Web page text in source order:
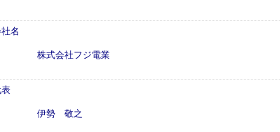
名
株式会社フジ電業
伊勢 敬之